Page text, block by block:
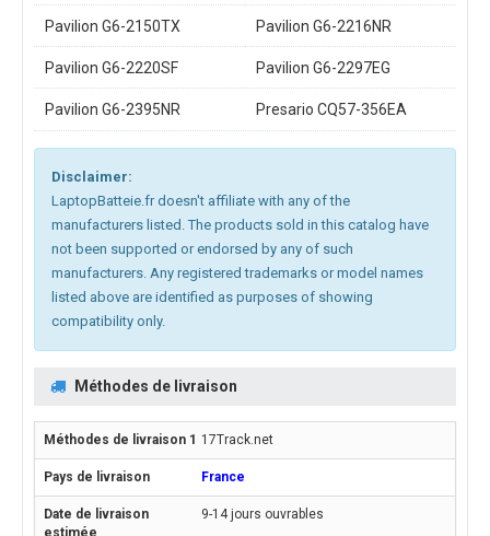
Pavilion G6-2150TX Pavilion G6-2216NR
Pavilion G6-2220SF Pavilion G6-2297EG
Pavilion G6-2395NR Presario CQ57-356EA
Disclaimer:
LaptopBatteie.fr doesn't affiliate with any of the
manufacturers listed. The products sold in this catalog have
not been supported or endorsed by any of such
manufacturers. Any registered trademarks or model names
listed above are identified as purposes of showing
compatibility only.
Méthodes de livraison
17Track.net
France
9-14 jours ouvrables